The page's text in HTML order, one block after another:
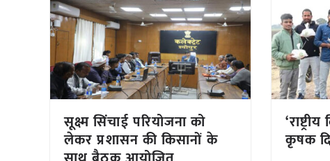
सूक्ष्म सिंचाई परियोजना को
लेकर प्रशासन की किसानों के कृषक